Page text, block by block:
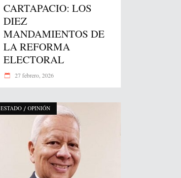
CARTAPACIO: LOS
DIEZ
MANDAMIENTOS DE
LA REFORMA
ELECTORAL
27 febrero, 2026
ESTADO / OPINIÓN